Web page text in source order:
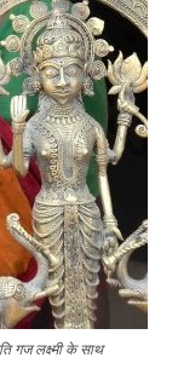
गज लक्ष्मी के साथ